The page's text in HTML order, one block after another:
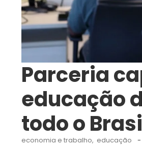
Parceria
educação
todo o
economia e trabalho, educação -